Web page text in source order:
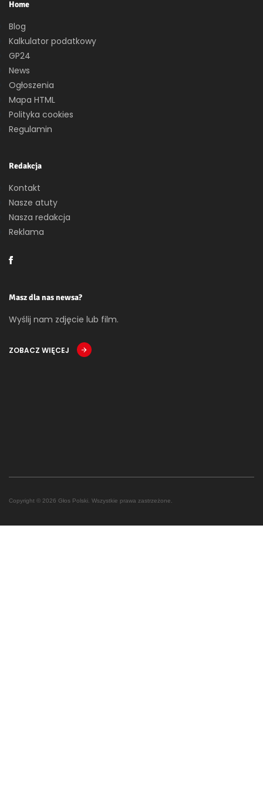
Home
Blog
Kalkulator podatkowy
GP24
News
Ogłoszenia
Mapa HTML
Polityka cookies
Regulamin
Redakcja
Kontakt
Nasze atuty
Nasza redakcja
Reklama
Masz dla nas newsa?
Wyślij nam zdjęcie lub film.
ZOBACZ WIĘCEJ
Copyright © 2026 Głos Polski. Wszystkie prawa zastrzeżone.